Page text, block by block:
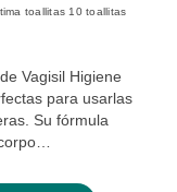
toallitas 10 toallitas
Vagisil Higiene
para usarlas
Su fórmula